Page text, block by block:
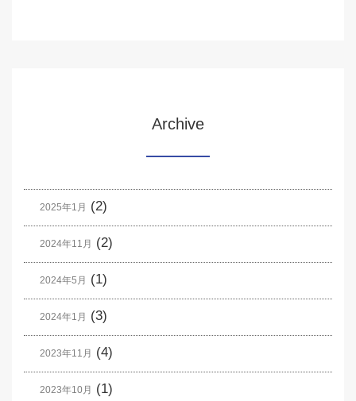
Archive
2025年1月 (2)
2024年11月 (2)
2024年5月 (1)
2024年1月 (3)
2023年11月 (4)
2023年10月 (1)